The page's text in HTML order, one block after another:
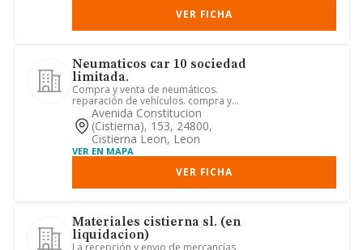
VER FICHA
Neumaticos car 10 sociedad
limitada.
Compra y venta de neumáticos.
reparación de vehículos. compra y
venta de bienes inmuebles
Avenida Constitucion
(cistierna), 153, 24800,
Cistierna Leon, Leon
VER EN MAPA
VER FICHA
Materiales cistierna sl. (en
liquidacion)
La recepción y envio de mercancías